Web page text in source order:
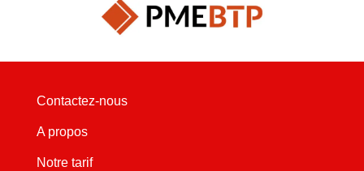
Contactez-nous
A propos
Notre tarif